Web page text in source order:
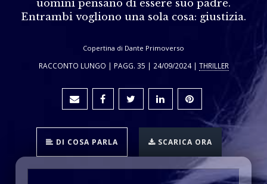
uomini pensano di essere suo padre.
Entrambi vogliono una sola cosa: giustizia.
Copertina di Dante Primoverso
RACCONTO LUNGO | PAGG. 35 | 24/09/2024 | THRILLER
DI COSA PARLA SCARICA ORA